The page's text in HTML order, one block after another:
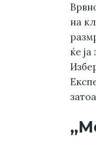
на
ќе